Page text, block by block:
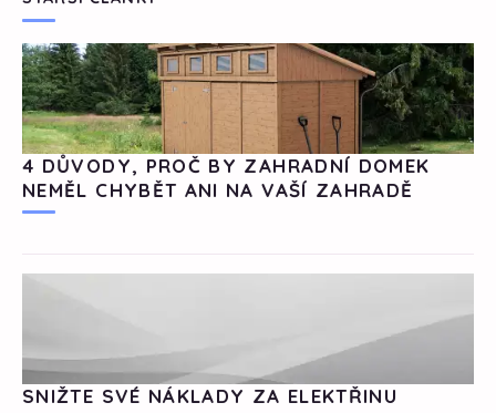
4 DŮVODY, PROČ BY ZAHRADNÍ DOMEK
NEMĚL CHYBĚT ANI NA VAŠÍ ZAHRADĚ
SNIŽTE SVÉ NÁKLADY ZA ELEKTŘINU